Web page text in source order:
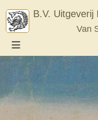
content
B.V. Uitgeverij
Van